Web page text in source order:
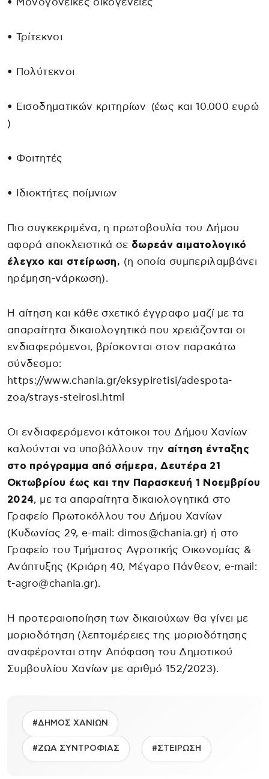
• Τρίτεκνοι
• Πολύτεκνοι
• Εισοδηματικών κριτηρίων (έως και 10.000 ευρώ
)
• Φοιτητές
• Ιδιοκτήτες ποίμνιων
Πιο συγκεκριμένα, η πρωτοβουλία του Δήμου
αφορά αποκλειστικά σε δωρεάν αιματολογικό
έλεγχο και στείρωση, (η οποία συμπεριλαμβάνει
ηρέμηση-νάρκωση).
Η αίτηση και κάθε σχετικό έγγραφο μαζί με τα
απαραίτητα δικαιολογητικά που χρειάζονται οι
ενδιαφερόμενοι, βρίσκονται στον παρακάτω
σύνδεσμο:
https://www.chania.gr/eksypiretisi/adespota-
zoa/strays-steirosi.html
Οι ενδιαφερόμενοι κάτοικοι του Δήμου Χανίων
καλούνται να υποβάλλουν την αίτηση ένταξης
στο πρόγραμμα από σήμερα, Δευτέρα 21
Οκτωβρίου έως και την Παρασκευή 1 Νοεμβρίου
2024, με τα απαραίτητα δικαιολογητικά στο
Γραφείο Πρωτοκόλλου του Δήμου Χανίων
(Κυδωνίας 29, e-mail: dimos@chania.gr) ή στο
Γραφείο του Τμήματος Αγροτικής Οικονομίας &
Ανάπτυξης (Κριάρη 40, Μέγαρο Πάνθεον, e-mail:
t-agro@chania.gr).
Η προτεραιοποίηση των δικαιούχων θα γίνει με
μοριοδότηση (λεπτομέρειες της μοριοδότησης
αναφέρονται στην Απόφαση του Δημοτικού
Συμβουλίου Χανίων με αριθμό 152/2023).
#ΔΗΜΟΣ ΧΑΝΙΩΝ
#ΖΩΑ ΣΥΝΤΡΟΦΙΑΣ #ΣΤΕΙΡΩΣΗ